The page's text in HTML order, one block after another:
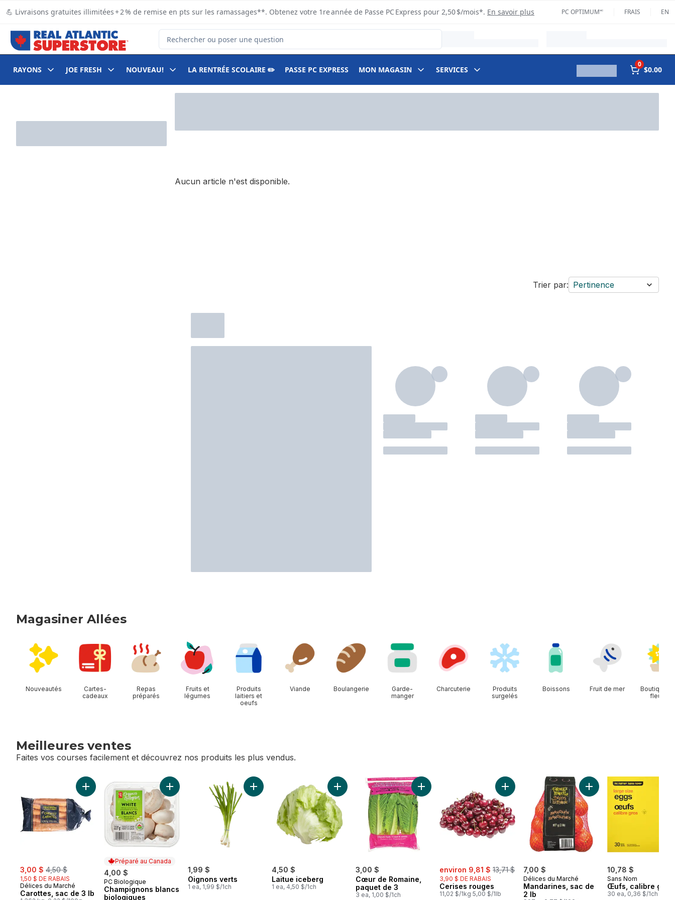
💪 Livraisons gratuites illimitées + 2 % de remise en pts sur les ramassages**. Obtenez votre 1re année de Passe PC Express pour 2,50 $/mois*. En savoir plus PC OPTIMUM🅪 FRAIS EN
Rechercher des produits
RAYONS JOE FRESH NOUVEAU! LA RENTRÉE SCOLAIRE ✏️ PASSE PC EXPRESS MON MAGASIN SERVICES
0
$0.00
Aucun article n'est disponible.
Trier par: Pertinence
Magasiner Allées
Nouveautés
Cartes-
cadeaux
Repas
préparés
Fruits et
légumes
Produits
laitiers et
oeufs
Viande Boulangerie
Garde-
manger
Charcuterie
Produits
surgelés
Boissons Fruit de mer
Boutique
fleurs
Meilleures ventes
Faites vos courses facilement et découvrez nos produits les plus vendus.
sauter Meilleures ventes
sale:
3,00 $ , formerly:
4,50 $
1,50 $ DE RABAIS
Délices du Marché
Carottes, sac de 3 lb
Ajouter Carottes, sac de 3 lb au panier
Préparé au Canada
4,00 $
Préparé au Canada
PC Biologique
Champignons blancs
biologiques
Ajouter Champignons blancs biologiques au panier
1,99 $
Oignons verts
1 ea, 1,99 $/1ch
Ajouter Oignons verts au panier
4,50 $
Laitue iceberg
1 ea, 4,50 $/1ch
Ajouter Laitue iceberg au panier
3,00 $
Cœur de Romaine,
paquet de 3
3 ea, 1,00 $/1ch
Ajouter Cœur de Romaine, paquet de 3 au panier
sale:
environ 9,81 $ , formerly:
13,71 $
3,90 $ DE RABAIS
Cerises rouges
11,02 $/1kg 5,00 $/1lb
Ajouter Cerises rouges au panier
7,00 $
Délices du Marché
Mandarines, sac de
2 lb
Ajouter Mandarines, sac
10,78 $
Sans Nom
Œufs, calibre gros
30 ea, 0,36 $/1ch